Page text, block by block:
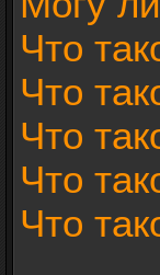
Что
Что
Что
Что
Что